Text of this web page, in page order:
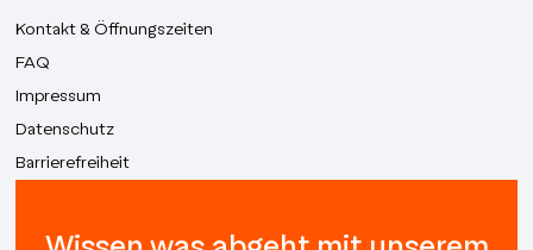
Kontakt & Öffnungszeiten
FAQ
Impressum
Datenschutz
Barrierefreiheit